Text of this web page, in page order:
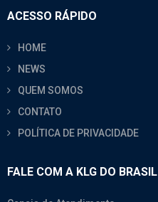
ACESSO RÁPIDO
HOME
NEWS
QUEM SOMOS
CONTATO
POLÍTICA DE PRIVACIDADE
FALE COM A KLG DO BRASIL